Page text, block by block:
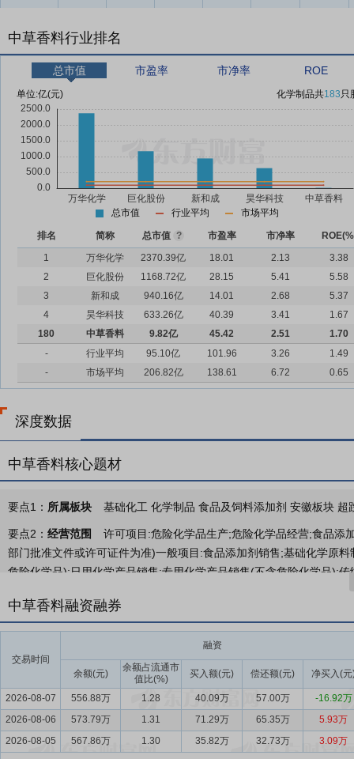
中草香料行业排名
总市值 市盈率 市净率 ROE
单位:亿(元) 化学制品共183只
总市值 行业平均 市场平均
排名 简称 总市值 ? 市盈率 市净率
1
万华化学 2370.39亿 18.01 2.13
3.38
2
巨化股份 1168.72亿 28.15 5.41
5.58
3
新和成 940.16亿 14.01 2.68
5.37
4
昊华科技 633.26亿 40.39 3.41
1.67
180
中草香料 9.82亿 45.42 2.51
1.70
-
行业平均 95.10亿 101.96 3.26
1.49
-
市场平均 206.82亿 138.61 6.72 0.65
深度数据
中草香料核心题材
要点1： 所属板块 基础化工 化学制品 食品及饲料添加剂 安徽板块 超
要点2： 经营范围
许可项目:危险化学品生产;危险化学品经营;食品添
部门批准文件或许可证件为准)一般项目:食品添加剂销售;基础化学原
危险化学品);日用化学产品销售;专用化学产品销售(不含危险化学品);
出口;技术服务、技术开发、技术咨询、技术交流、技术转让、技术推
析技术以及规模化生产优势，能为下游客户提供优质、健康、安全的
发中心、博士后科研工作站（博士后创新实践基地），曾荣获“安徽
要点4：香精香料行业
近年来，随着我国日化行业、食品行业等下
时，居民生活水平的提高、消费结构升级也为行业的发展提供了广阔
香料香精化妆品工业协会公布的数据，2024年我国香料香精市场规模
中草香料融资融券
交易时间
融资
余额(元)
余额占流通市
值比(%)
买入额(元) 偿还额(元) 净买入(元
2026-08-07 556.88万 1.28 40.09万 57.00万
-16.92万
2026-08-06
573.79万 1.31 71.29万 65.35万
5.93万
2026-08-05
567.86万 1.30 35.82万 32.73万 3.09万